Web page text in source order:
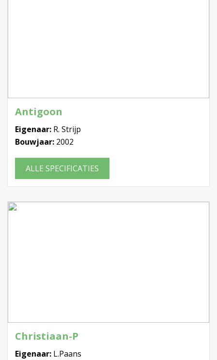
Antigoon
Eigenaar: R. Strijp
Bouwjaar: 2002
ALLE SPECIFICATIES
Christiaan-P
Eigenaar: L.Paans